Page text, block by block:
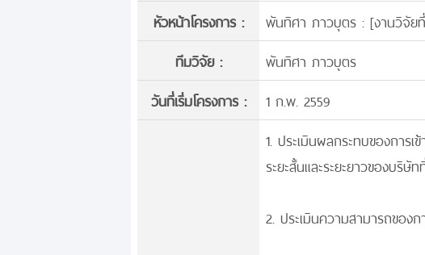
หัวหน้าโครงการ :
พันทิศา ภาวบุตร : [งานวิจัย
ทีมวิจัย :
พันทิศา ภาวบุตร
วันที่เริ่มโครงการ :
1 ก.พ. 2559
1. ประเมินผลกระทบของการ
ระยะสั้นและระยะยาวของบริษั
2. ประเมินความสามารถของ